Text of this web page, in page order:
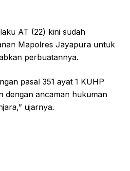
AT (22) kini sudah
Mapolres Jayapura untuk
perbuatannya.
pasal 351 ayat 1 KUHP
dengan ancaman hukuman
ujarnya.